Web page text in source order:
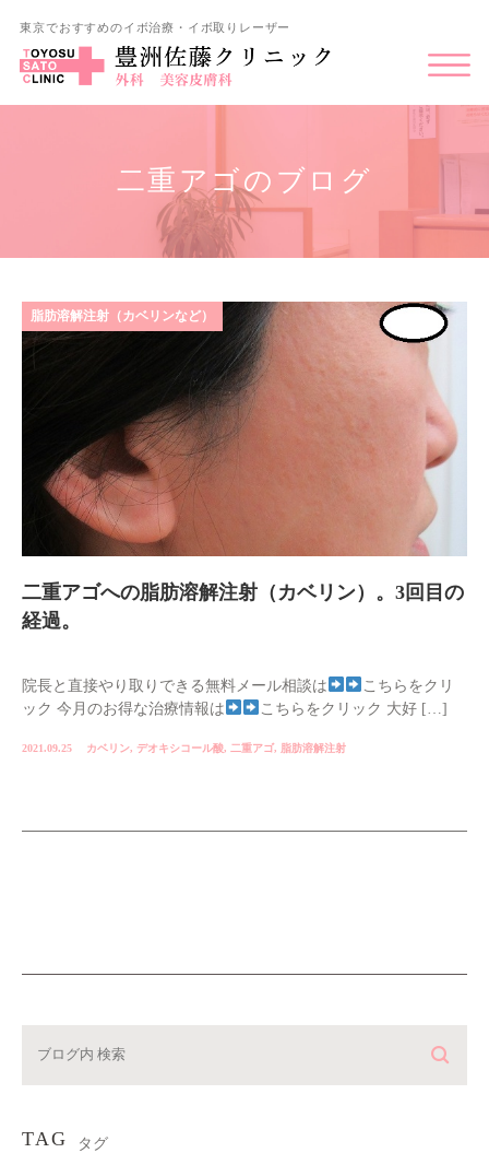
東京でおすすめのイボ治療・イボ取りレーザー
二重アゴのブログ
脂肪溶解注射（カベリンなど）
二重アゴへの脂肪溶解注射（カベリン）。3回目の
経過。
院長と直接やり取りできる無料メール相談は
こちらをクリ
ック 今月のお得な治療情報は
こちらをクリック 大好 […]
2021.09.25 カベリン, デオキシコール酸, 二重アゴ, 脂肪溶解注射
TAG タグ